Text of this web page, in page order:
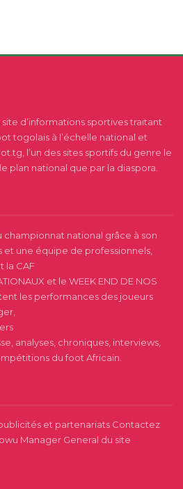
d’informations sportives traitant
togolais à l’échelle national et
l’un des sites sportifs du genre le
plan national que par la diaspora.
championnat national grâce à son
une équipe de professionnels,
la CAF
et le WEEK END DE NOS
les performances des joueurs
analyses, chroniques, interviews,
du foot Africain.
et partenariats Contactez
Manager General du site